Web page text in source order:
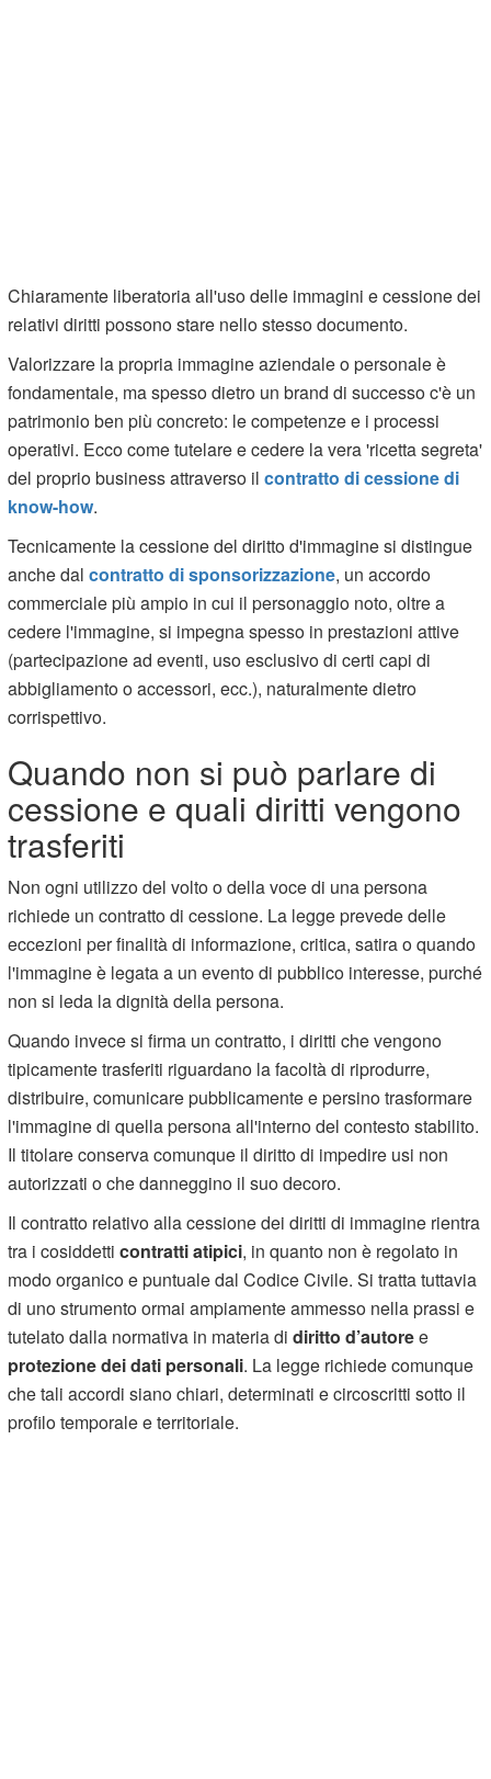
Chiaramente liberatoria all'uso delle immagini e cessione dei
relativi diritti possono stare nello stesso documento.
Valorizzare la propria immagine aziendale o personale è
fondamentale, ma spesso dietro un brand di successo c'è un
patrimonio ben più concreto: le competenze e i processi
operativi. Ecco come tutelare e cedere la vera 'ricetta segreta'
del proprio business attraverso ilcontratto di cessione di
know-how.
Tecnicamente la cessione del diritto d'immagine si distingue
anche dalcontratto di sponsorizzazione, un accordo
commerciale più ampio in cui il personaggio noto, oltre a
cedere l'immagine, si impegna spesso in prestazioni attive
(partecipazione ad eventi, uso esclusivo di certi capi di
abbigliamento o accessori, ecc.), naturalmente dietro
corrispettivo.
Quando non si può parlare di
cessione e quali diritti vengono
trasferiti
Non ogni utilizzo del volto o della voce di una persona
richiede un contratto di cessione. La legge prevede delle
eccezioni per finalità di informazione, critica, satira o quando
l'immagine è legata a un evento di pubblico interesse, purché
non si leda la dignità della persona.
Quando invece si firma un contratto, i diritti che vengono
tipicamente trasferiti riguardano la facoltà di riprodurre,
distribuire, comunicare pubblicamente e persino trasformare
l'immagine di quella persona all'interno del contesto stabilito.
Il titolare conserva comunque il diritto di impedire usi non
autorizzati o che danneggino il suo decoro.
Il contratto relativo alla cessione dei diritti di immagine rientra
tra i cosiddetticontratti atipici, in quanto non è regolato in
modo organico e puntuale dal Codice Civile. Si tratta tuttavia
di uno strumento ormai ampiamente ammesso nella prassi e
tutelato dalla normativa in materia didiritto d’autoree
protezione dei dati personali. La legge richiede comunque
che tali accordi siano chiari, determinati e circoscritti sotto il
profilo temporale e territoriale.